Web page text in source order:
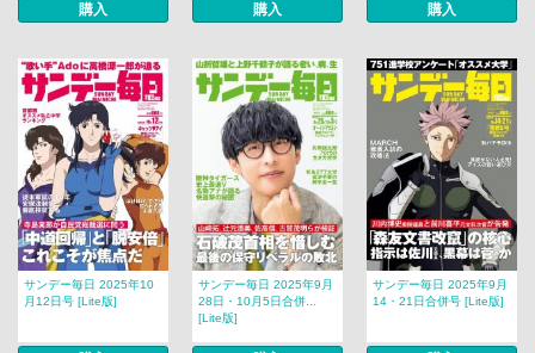
購入 購入 購入
サンデー毎日 2025年10
月12日号 [Lite版]
サンデー毎日 2025年9月
28日・10月5日合併...
[Lite版]
サンデー毎日 2025年9月
14・21日合併号 [Lite版]